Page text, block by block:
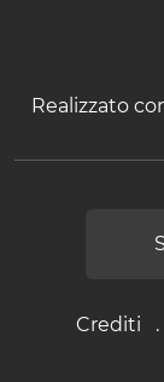
Realizzato
Crediti